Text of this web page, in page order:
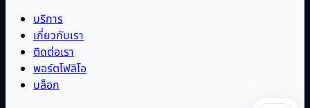
บริการ
เกี่ยวกับเรา
ติดต่อเรา
พอร์ตโฟลิโอ
บล็อก